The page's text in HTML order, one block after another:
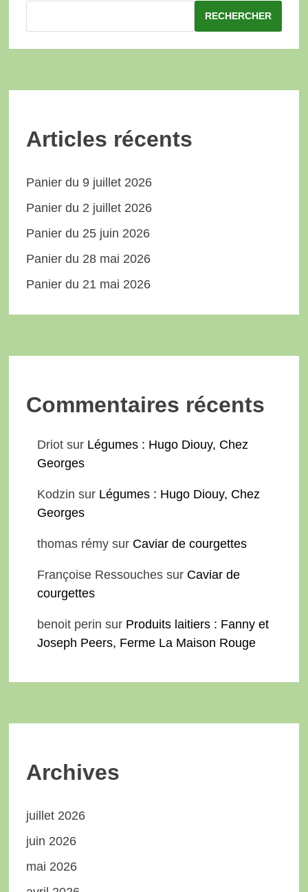
RECHERCHER
Articles récents
Panier du 9 juillet 2026
Panier du 2 juillet 2026
Panier du 25 juin 2026
Panier du 28 mai 2026
Panier du 21 mai 2026
Commentaires récents
Driot sur Légumes : Hugo Diouy, Chez
Georges
Kodzin sur Légumes : Hugo Diouy, Chez
Georges
thomas rémy sur Caviar de courgettes
Françoise Ressouches sur Caviar de
courgettes
benoit perin sur Produits laitiers : Fanny et
Joseph Peers, Ferme La Maison Rouge
Archives
juillet 2026
juin 2026
mai 2026